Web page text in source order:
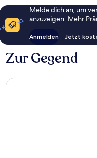
Melde dich an, um
anzuzeigen. Mehr
Anmelden Jetzt
Zur Gegend